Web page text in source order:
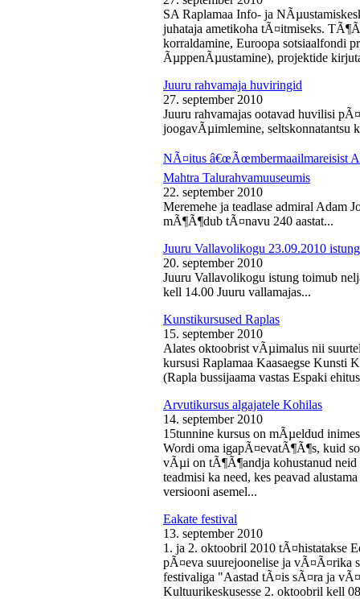
SA Raplamaa Info- ja
juhataja ametikoha tÃ¤itmiseks.
korraldamine, Euroopa sotsiaalfondi
ÃµppenÃµustamine), projektide
Juuru rahvamaja huviringid
27. september 2010
Juuru rahvamajas ootavad huvilisi
joogavÃµimlemine, seltskonnatantsu
NÃ¤itus â€œÃœmbermaailmareisist
Mahtra Talurahvamuuseumis
22. september 2010
Meremehe ja teadlase admiral Adam
mÃ¶Ã¶dub tÃ¤navu 240 aastat...
Juuru Vallavolikogu 23.09.2010 istung
20. september 2010
Juuru Vallavolikogu istung toimub
kell 14.00 Juuru vallamajas...
Kunstikursused Raplas
15. september 2010
Alates oktoobrist vÃµimalus nii
kursusi Raplamaa Kaasaegse Kunsti
(Rapla bussijaama vastas Espaki
Arvutikursus algajatele Kohilas
14. september 2010
15tunnine kursus on mÃµeldud
Wordi oma igapÃ¤evatÃ¶Ã¶s, kuid
vÃµi on tÃ¶Ã¶andja kohustanud neid
teadmisi ka need, kes peavad
versiooni asemel...
Eakate festival
13. september 2010
1. ja 2. oktoobril 2010 tÃ¤histatakse
pÃ¤eva suurejoonelise ja vÃ¤Ã¤rika
festivaliga "Aastad tÃ¤is sÃ¤ra ja
Kultuurikeskusesse 2. oktoobril kell